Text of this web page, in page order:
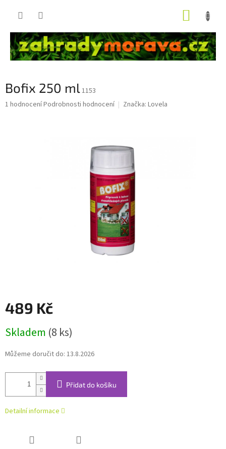
Bofix 250 ml 1153
Průměrné
1 hodnoceníPodrobnosti hodnocení Značka: Lovela
489 Kč
cena:
Skladem (8 ks)
Můžeme doručit do: 13.8.2026
Přidat do košíku
Detailní informace